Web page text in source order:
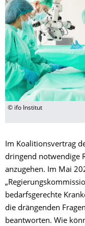
© ifo Institut
Im Koalitionsvertrag
dringend notwendige
anzugehen. Im Mai
bedarfsgerechte
die drängenden
beantworten. Wie